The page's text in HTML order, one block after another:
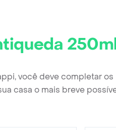
você deve completar os
casa o mais breve